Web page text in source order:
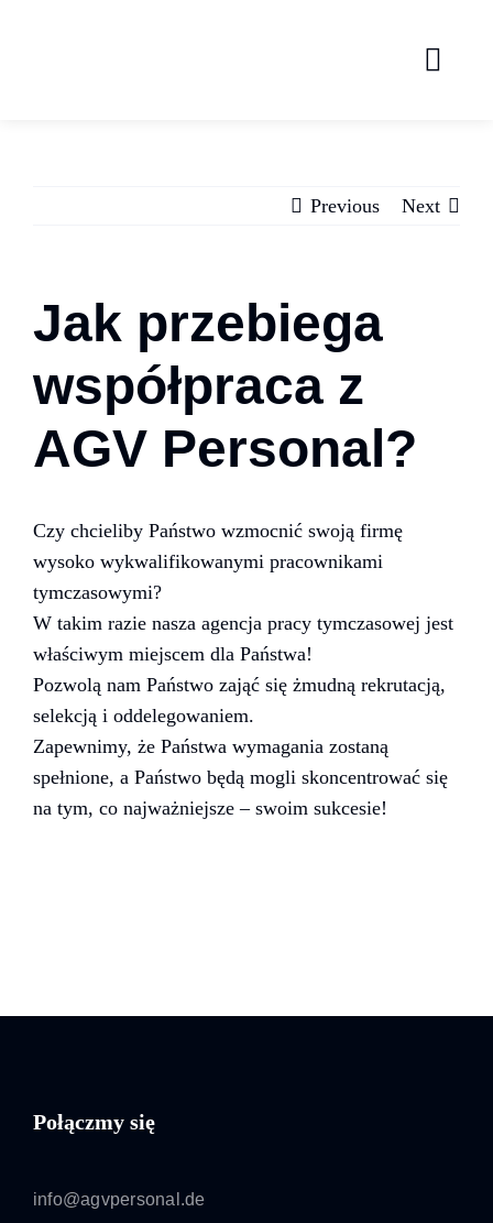
Previous Next
Jak przebiega
współpraca z
AGV Personal?
Czy chcieliby Państwo wzmocnić swoją firmę
wysoko wykwalifikowanymi pracownikami
tymczasowymi?
W takim razie nasza agencja pracy tymczasowej jest
właściwym miejscem dla Państwa!
Pozwolą nam Państwo zająć się żmudną rekrutacją,
selekcją i oddelegowaniem.
Zapewnimy, że Państwa wymagania zostaną
spełnione, a Państwo będą mogli skoncentrować się
na tym, co najważniejsze – swoim sukcesie!
Połączmy się
info@agvpersonal.de